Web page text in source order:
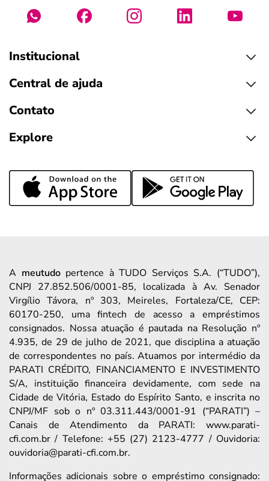
Institucional
Central de ajuda
Contato
Explore
A meutudopertence à TUDO Serviços S.A. (“TUDO”),
CNPJ 27.852.506/0001-85, localizada à Av. Senador
Virgílio Távora, nº 303, Meireles, Fortaleza/CE, CEP:
60170-250, uma fintech de acesso a empréstimos
consignados. Nossa atuação é pautada na Resolução nº
4.935, de 29 de julho de 2021, que disciplina a atuação
de correspondentes no país. Atuamos por intermédio da
PARATI CRÉDITO, FINANCIAMENTO E INVESTIMENTO
S/A, instituição financeira devidamente, com sede na
Cidade de Vitória, Estado do Espírito Santo, e inscrita no
CNPJ/MF sob o nº 03.311.443/0001-91 (“PARATI”) –
Canais de Atendimento da PARATI: www.parati-
cfi.com.br / Telefone: +55 (27) 2123-4777 / Ouvidoria:
ouvidoria@parati-cfi.com.br.
Informações adicionais sobre o empréstimo consignado: